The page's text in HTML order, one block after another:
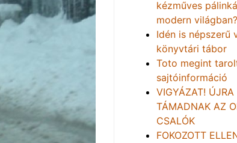
kézműves
modern világban?
Idén is népszerű
könyvtári tábor
Toto megint
sajtóinformáció
VIGYÁZAT! ÚJRA
TÁMADNAK AZ
CSALÓK
FOKOZOTT